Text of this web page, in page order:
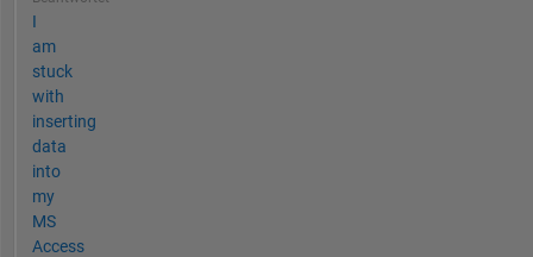
I
am
stuck
with
inserting
data
into
my
MS
Access